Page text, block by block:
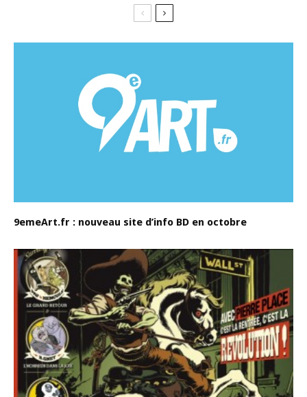
9emeArt.fr : nouveau site d’info BD en octobre